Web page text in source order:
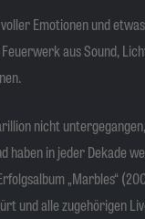
Emotionen und
aus Sound,
nicht
in jeder Dekade
„Marbles“
und alle zugehörigen